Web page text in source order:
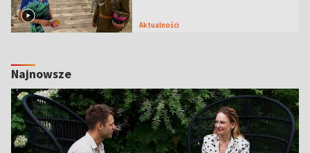
Aktualności
Najnowsze